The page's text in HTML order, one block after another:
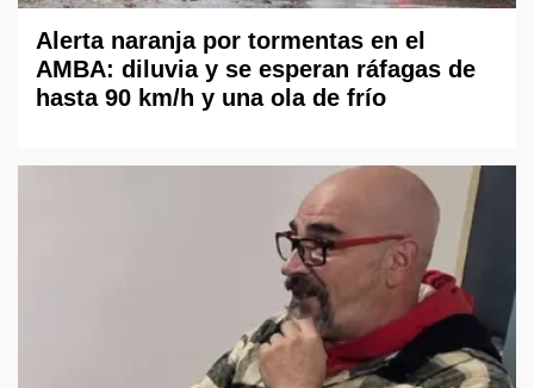
Alerta naranja por tormentas en el
AMBA: diluvia y se esperan ráfagas de
hasta 90 km/h y una ola de frío